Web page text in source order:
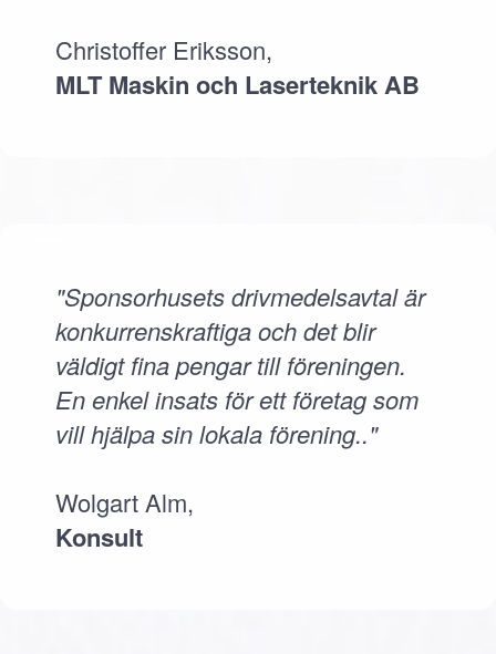
Christoffer Eriksson,
MLT Maskin och Laserteknik AB
"Sponsorhusets drivmedelsavtal är
konkurrenskraftiga och det blir
väldigt fina pengar till föreningen.
En enkel insats för ett företag som
vill hjälpa sin lokala förening.."
Wolgart Alm,
Konsult